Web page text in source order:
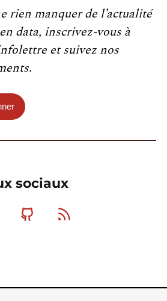
rien manquer de l’actualité
data, inscrivez-vous à
et suivez nos
sociaux
MastodonGithub